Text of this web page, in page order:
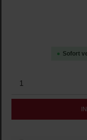
Durchschnittliche
Sofort
Produkt Anzahl: